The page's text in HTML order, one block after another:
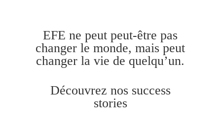
EFE nepeut peut-être pas
changer lemonde, mais peut
changer la vie de quelqu’un.
Découvrez nos success
stories